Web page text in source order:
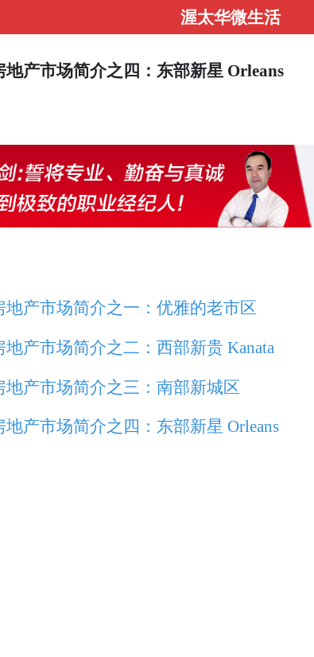
渥太华微生活
地产市场简介之四：东部新星 Orleans
地产市场简介之一：优雅的老市区
地产市场简介之二：西部新贵 Kanata
地产市场简介之三：南部新城区
地产市场简介之四：东部新星 Orleans